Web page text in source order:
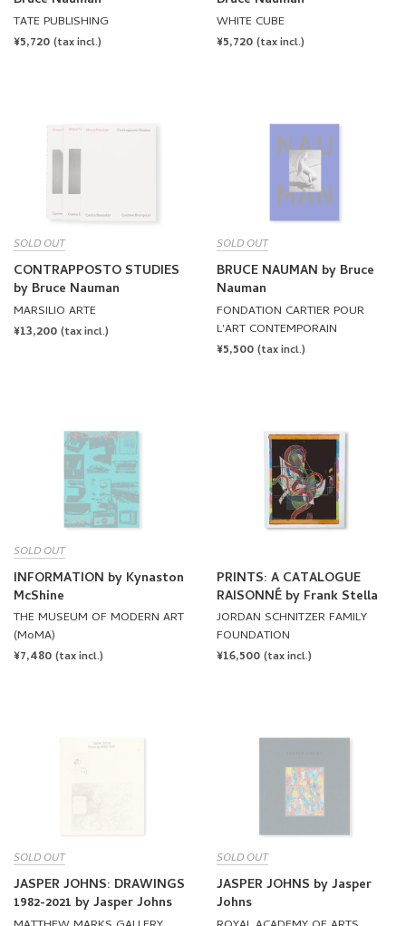
TATE PUBLISHING
REGULAR
¥5,720 (tax incl.)
WHITE CUBE
REGULAR
¥5,720 (tax incl.)
SOLD OUT
CONTRAPPOSTO STUDIES
by Bruce Nauman
MARSILIO ARTE
REGULAR
¥13,200 (tax incl.)
SOLD OUT
BRUCE NAUMAN by Bruce
Nauman
FONDATION CARTIER POUR
L'ART CONTEMPORAIN
REGULAR
¥5,500 (tax incl.)
SOLD OUT
INFORMATION by Kynaston
McShine
THE MUSEUM OF MODERN ART
(MoMA)
REGULAR
¥7,480 (tax incl.)
PRINTS: A CATALOGUE
RAISONNÉ by Frank Stella
JORDAN SCHNITZER FAMILY
FOUNDATION
REGULAR
¥16,500 (tax incl.)
SOLD OUT
JASPER JOHNS: DRAWINGS
1982-2021 by Jasper Johns
SOLD OUT
JASPER JOHNS by Jasper
Johns